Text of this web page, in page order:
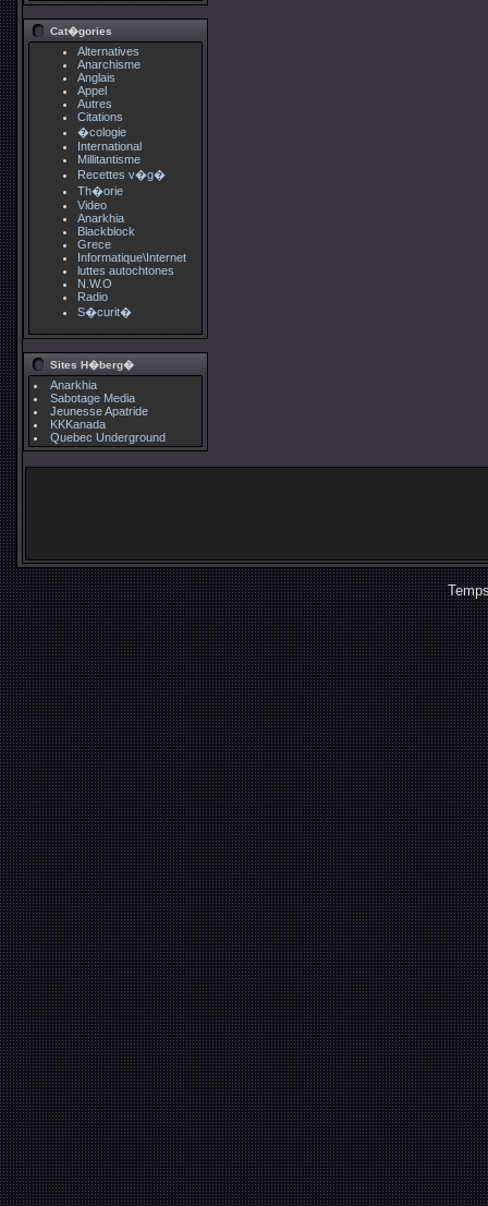
Cat�gories
Alternatives
Anarchisme
Anglais
Appel
Autres
Citations
�cologie
International
Millitantisme
Recettes v�g�
Th�orie
Video
Anarkhia
Blackblock
Grece
Informatique\Internet
luttes autochtones
N.W.O
Radio
S�curit�
Sites H�berg�
Anarkhia
Sabotage Media
Jeunesse Apatride
KKKanada
Quebec Underground